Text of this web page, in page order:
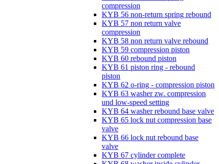
compression
KYB 56 non-return spring rebound
KYB 57 non return valve
compression
KYB 58 non return valve rebound
KYB 59 compression piston
KYB 60 rebound piston
KYB 61 piston ring - rebound
piston
KYB 62 o-ring - compression piston
KYB 63 washer zw. compression
und low-speed setting
KYB 64 washer rebound base valve
KYB 65 lock nut compression base
valve
KYB 66 lock nut rebound base
valve
KYB 67 cylinder complete